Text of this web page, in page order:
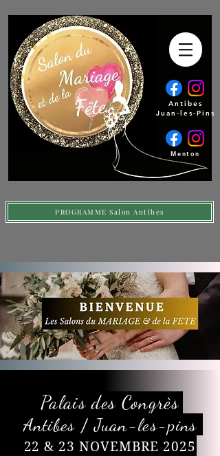
Menton
Antibes
Juan-les-Pins
PROGRAMME Salon Antibes
Palais des Congrès
Antibes / Juan-les-pins
22 & 23 NOVEMBRE 2025